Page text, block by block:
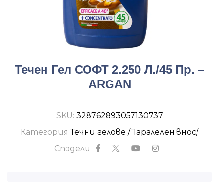
Течен Гел СОФТ 2.250 Л./45 Пр. –
ARGAN
SKU: 328762893057130737
КатегорияТечни гелове /Паралелен внос/
Сподели